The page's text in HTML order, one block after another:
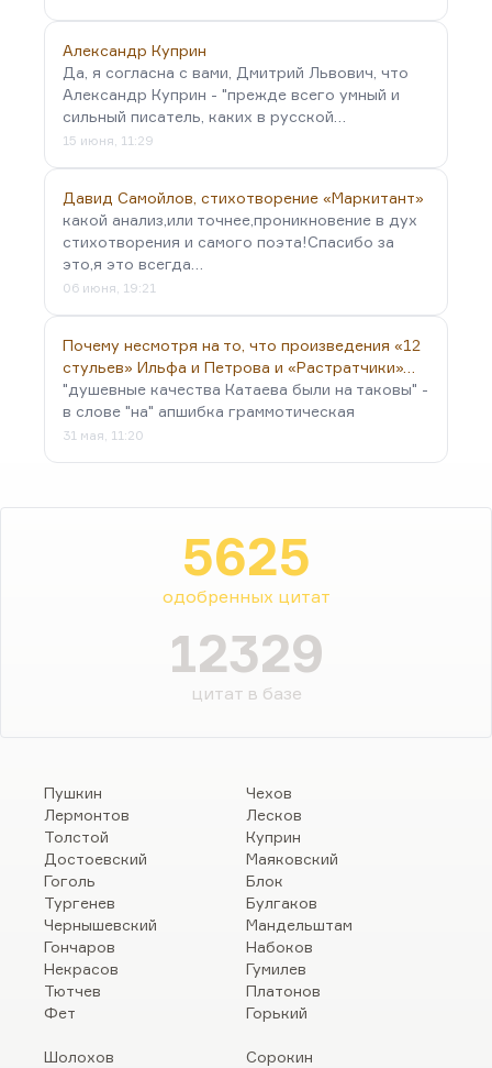
Александр Куприн
Да, я согласна с вами, Дмитрий Львович, что
Александр Куприн - "прежде всего умный и
сильный писатель, каких в русской…
15 июня, 11:29
Давид Самойлов, стихотворение «Маркитант»
какой анализ,или точнее,проникновение в дух
стихотворения и самого поэта!Спасибо за
это,я это всегда…
06 июня, 19:21
Почему несмотря на то, что произведения «12
стульев» Ильфа и Петрова и «Растратчики»…
"душевные качества Катаева были на таковы" -
в слове "на" апшибка граммотическая
31 мая, 11:20
5625
одобренных цитат
12329
цитат в базе
Пушкин
Лермонтов
Толстой
Достоевский
Гоголь
Тургенев
Чернышевский
Гончаров
Некрасов
Тютчев
Фет
Чехов
Лесков
Куприн
Маяковский
Блок
Булгаков
Мандельштам
Набоков
Гумилев
Платонов
Горький
Шолохов
Сорокин